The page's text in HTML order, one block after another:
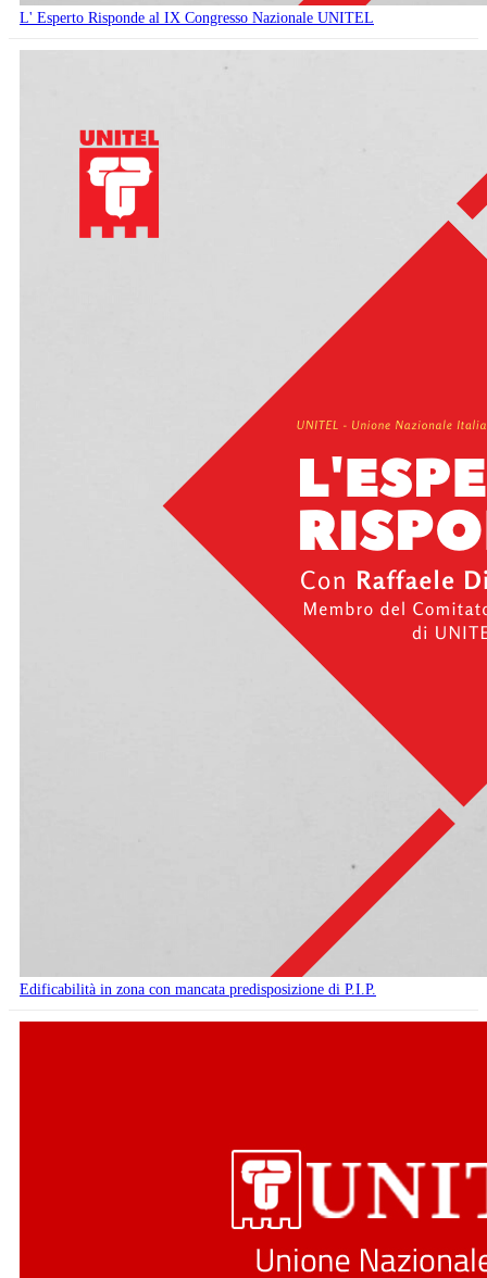
L' Esperto Risponde al IX Congresso Nazionale UNITEL
Edificabilità in zona con mancata predisposizione di P.I.P.